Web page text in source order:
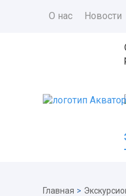
О нас Новости
Главная >